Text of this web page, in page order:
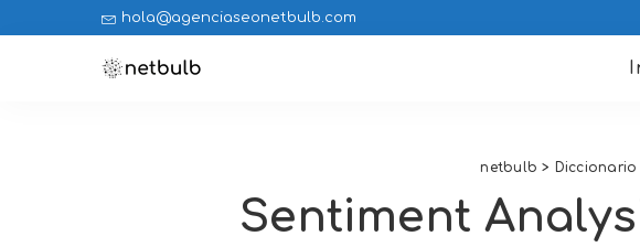
hola@agenciaseonetbulb.com
netbulb > Diccionario
Sentiment